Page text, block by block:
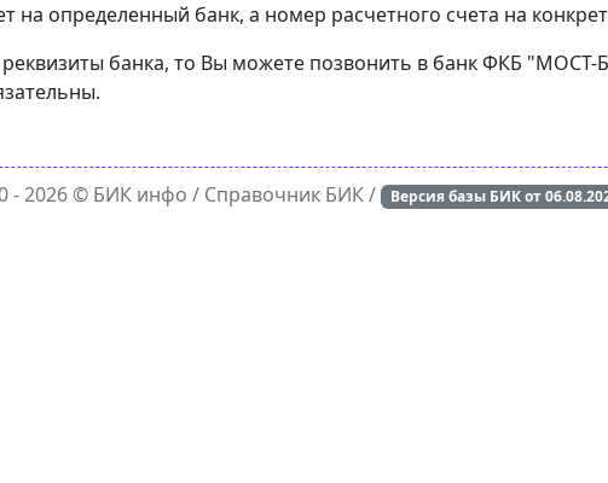
на определенный банк, а номер расчетного счета на
банка, то Вы можете позвонить в банк ФКБ
- 2026 © БИК инфо / Справочник БИК / Версия базы БИК от